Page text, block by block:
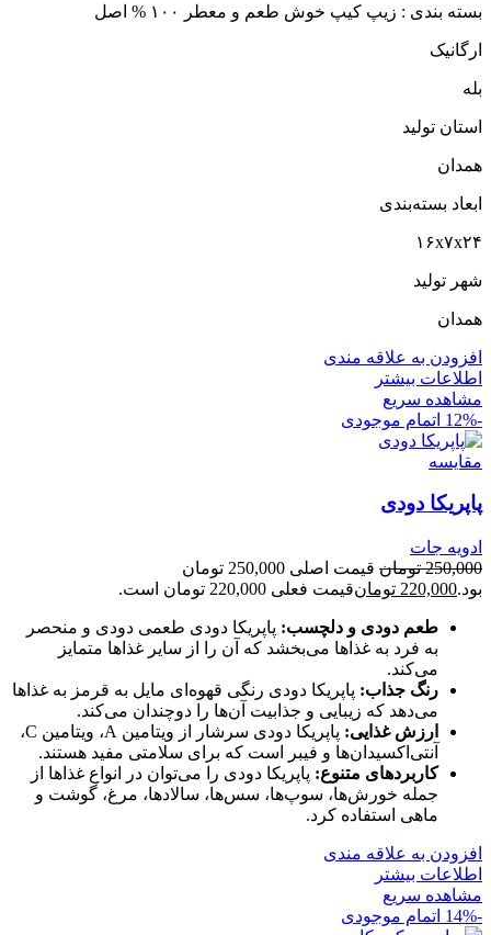
بسته بندی : زیپ کیپ خوش طعم و معطر ۱۰۰ % اصل
ارگانیک
بله
استان تولید
همدان
ابعاد بسته‌بندی
۱۶x۷x۲۴
شهر تولید
همدان
افزودن به علاقه مندی
اطلاعات بیشتر
مشاهده سریع
-12%
اتمام موجودی
مقایسه
پاپریکا دودی
ادویه جات
250,000 تومان
قیمت اصلی 250,000 تومان
بود.220,000 تومانقیمت فعلی 220,000 تومان است.
طعم دودی و دلچسب: پاپریکا دودی طعمی دودی و منحصر
به فرد به غذاها می‌بخشد که آن را از سایر غذاها متمایز
می‌کند.
رنگ جذاب: پاپریکا دودی رنگی قهوه‌ای مایل به قرمز به غذاها
می‌دهد که زیبایی و جذابیت آن‌ها را دوچندان می‌کند.
ارزش غذایی:
پاپریکا دودی سرشار از ویتامین A، ویتامین C،
آنتی‌اکسیدان‌ها و فیبر است که برای سلامتی مفید هستند.
کاربردهای متنوع: پاپریکا دودی را می‌توان در انواع غذاها از
جمله خورش‌ها، سوپ‌ها، سس‌ها، سالادها، مرغ، گوشت و
ماهی استفاده کرد.
افزودن به علاقه مندی
اطلاعات بیشتر
مشاهده سریع
-14%
اتمام موجودی